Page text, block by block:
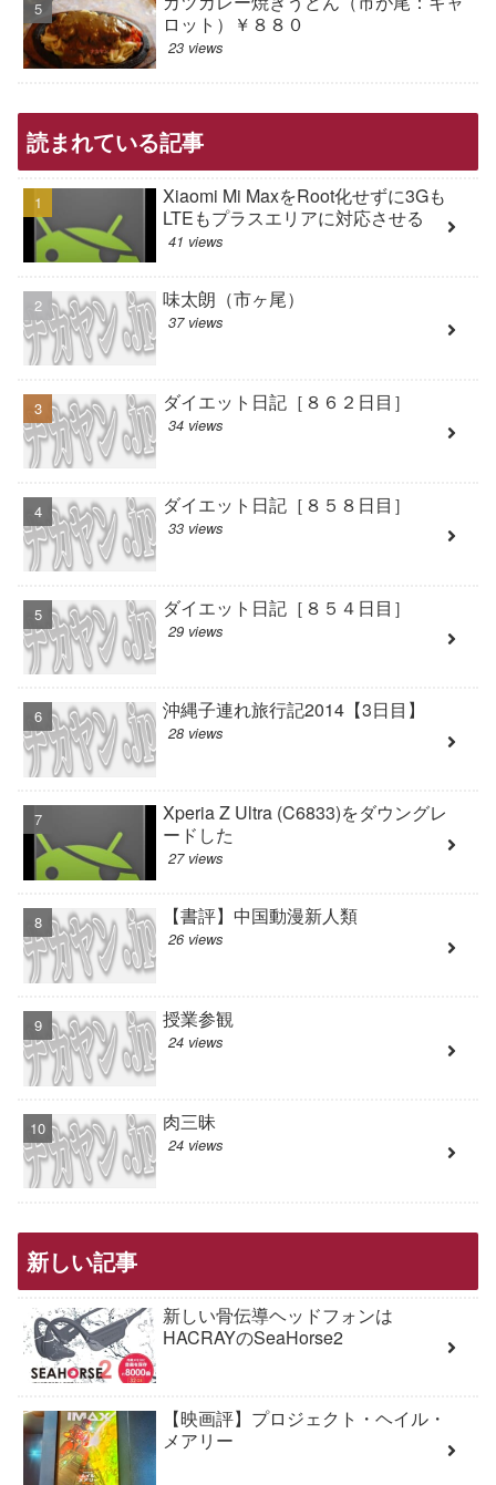
ロット）￥８８０
23 views
読まれている記事
Xiaomi Mi MaxをRoot化せずに3Gも
LTEもプラスエリアに対応させる
41 views
味太朗（市ヶ尾）
37 views
ダイエット日記［８６２日目］
34 views
ダイエット日記［８５８日目］
33 views
ダイエット日記［８５４日目］
29 views
沖縄子連れ旅行記2014【3日目】
28 views
Xperia Z Ultra (C6833)をダウングレ
ードした
27 views
【書評】中国動漫新人類
26 views
授業参観
24 views
肉三昧
24 views
新しい記事
新しい骨伝導ヘッドフォンは
HACRAYのSeaHorse2
【映画評】プロジェクト・ヘイル・
メアリー